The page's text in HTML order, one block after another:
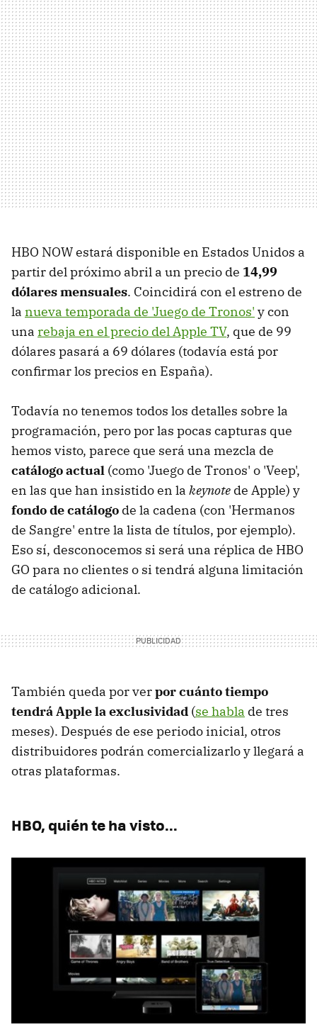
HBO NOW estará disponible en Estados Unidos a
partir del próximo abril a un precio de 14,99
dólares mensuales. Coincidirá con el estreno de
la nueva temporada de 'Juego de Tronos' y con
una rebaja en el precio del Apple TV, que de 99
dólares pasará a 69 dólares (todavía está por
confirmar los precios en España).
Todavía no tenemos todos los detalles sobre la
programación, pero por las pocas capturas que
hemos visto, parece que será una mezcla de
catálogo actual (como 'Juego de Tronos' o 'Veep',
en las que han insistido en la keynote de Apple) y
fondo de catálogo de la cadena (con 'Hermanos
de Sangre' entre la lista de títulos, por ejemplo).
Eso sí, desconocemos si será una réplica de HBO
GO para no clientes o si tendrá alguna limitación
de catálogo adicional.
También queda por verpor cuánto tiempo
tendrá Apple la exclusividad (se habla de tres
meses). Después de ese periodo inicial, otros
distribuidores podrán comercializarlo y llegará a
otras plataformas.
HBO, quién te ha visto...